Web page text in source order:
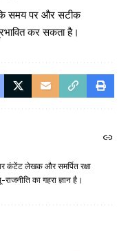
समय पर और सटीक
कर सकता है।
कंटेंट लेखक और समर्पित रक्षा
का गहरा ज्ञान है।